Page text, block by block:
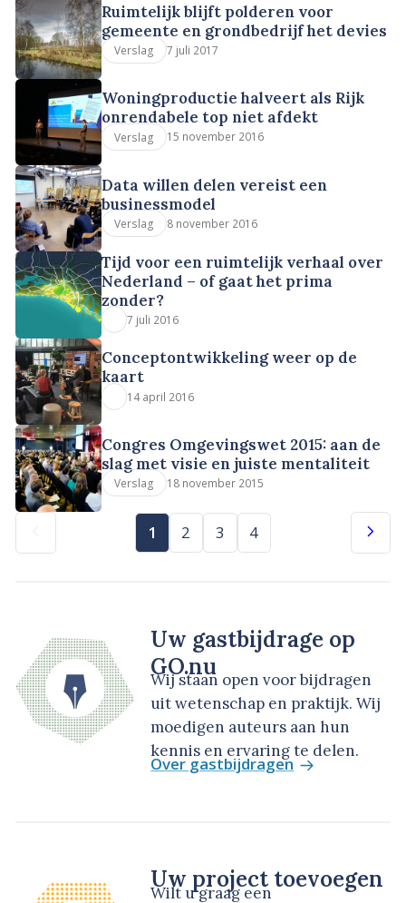
Ruimtelijk blijft polderen voor
gemeente en grondbedrijf het devies
Verslag 7 juli 2017
Woningproductie halveert als Rijk
onrendabele top niet afdekt
Verslag 15 november 2016
Data willen delen vereist een
businessmodel
Verslag 8 november 2016
Tijd voor een ruimtelijk verhaal over
Nederland – of gaat het prima
zonder?
7 juli 2016
Conceptontwikkeling weer op de
kaart
14 april 2016
Congres Omgevingswet 2015: aan de
slag met visie en juiste mentaliteit
Verslag 18 november 2015
1 2 3 4
Uw gastbijdrage op
GO.nu
Wij staan open voor bijdragen
uit wetenschap en praktijk. Wij
moedigen auteurs aan hun
kennis en ervaring te delen.
Over gastbijdragen
Uw project toevoegen
Wilt u graag een